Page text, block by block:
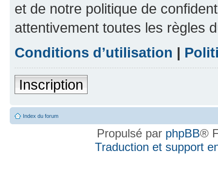
et de notre politique de
attentivement toutes les règles
Conditions d’utilisation |
Inscription
Index du forum
Propulsé par phpBB®
Traduction et support